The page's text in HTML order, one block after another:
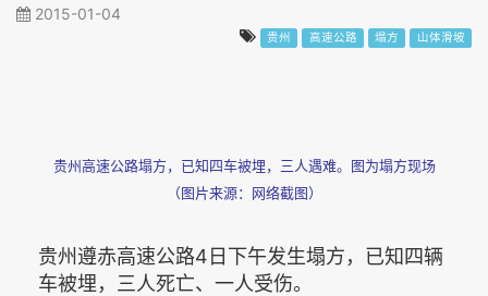
2015-01-04
贵州 高速公路 塌方 山体滑坡
贵州高速公路塌方，已知四车被埋，三人遇难。图为塌方现场
（图片来源：网络截图）
贵州遵赤高速公路4日下午发生塌方，已知四辆
车被埋，三人死亡、一人受伤。